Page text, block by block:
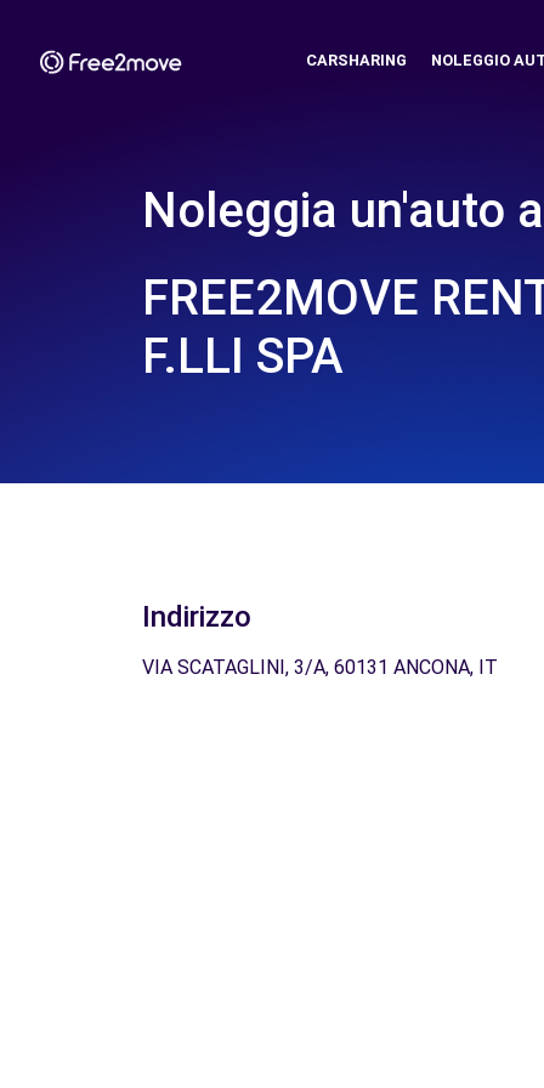
CARSHARING NOLEGGIO
Noleggia un'auto a
FREE2MOVE
F.LLI SPA
Indirizzo
VIA SCATAGLINI, 3/A, 60131 ANCONA, IT